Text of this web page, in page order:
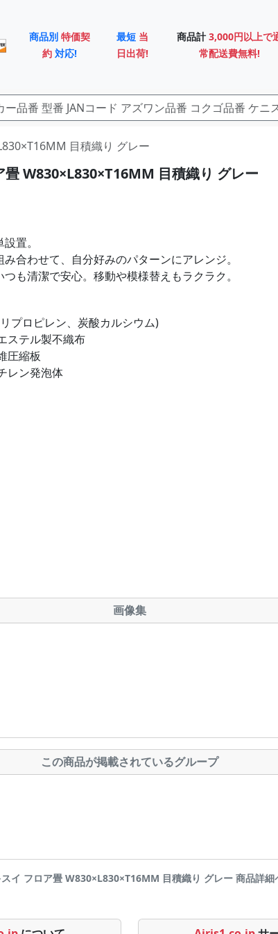
商品別 特価契
約 対応!
最短 当
日出荷!
商品計 3,000円以上で
常配送費無料!
目積織り グレー
畳 W830×L830×T16MM 目積織り グレー
置。
み合わせて、自分好みのパターンにアレンジ。
つも清潔で安心。移動や模様替えもラクラク。
プロピレン、炭酸カルシウム)
ステル製不織布
圧縮板
レン発泡体
画像集
この商品が掲載されているグループ
スイ フロア畳 W830×L830×T16MM 目積織り グレー 商品詳